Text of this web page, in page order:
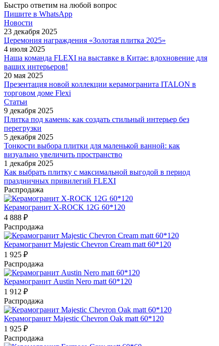
Быстро ответим на любой вопрос
Пишите в WhatsApp
Новости
23 декабря 2025
Церемония награждения «Золотая плитка 2025»
4 июля 2025
Наша команда FLEXI на выставке в Китае: вдохновение для
ваших интерьеров!
20 мая 2025
Презентация новой коллекции керамогранита ITALON в
торговом доме Flexi
Статьи
9 декабря 2025
Плитка под камень: как создать стильный интерьер без
перегрузки
5 декабря 2025
Тонкости выбора плитки для маленькой ванной: как
визуально увеличить пространство
1 декабря 2025
Как выбрать плитку с максимальной выгодой в период
праздничных привилегий FLEXI
Распродажа
Керамогранит X-ROCK 12G 60*120
4 888 ₽
Распродажа
Керамогранит Majestic Chevron Cream matt 60*120
1 925 ₽
Распродажа
Керамогранит Austin Nero matt 60*120
1 912 ₽
Распродажа
Керамогранит Majestic Chevron Oak matt 60*120
1 925 ₽
Распродажа